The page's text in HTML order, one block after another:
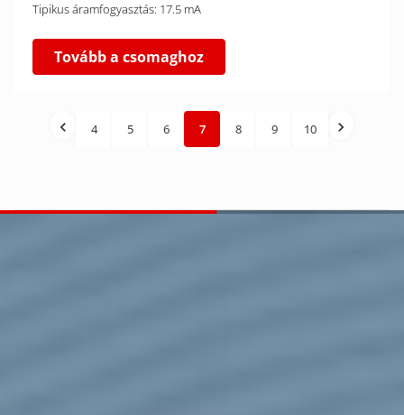
Tipikus áramfogyasztás: 17.5 mA
Tovább a csomaghoz
4 5 6 7 8 9 10